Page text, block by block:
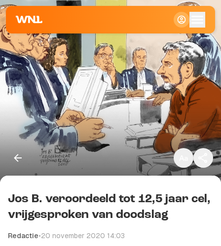
Klein
Standaard
Groot
Kopieer link
Jos B. veroordeeld tot 12,5 jaar cel,
vrijgesproken van doodslag
Redactie•20 november 2020 14:03